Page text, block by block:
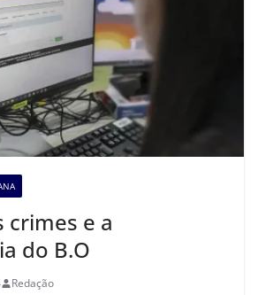
crimes e a
do B.O
Redação